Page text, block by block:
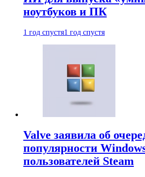
ноутбуков и ПК
1 год спустя1 год спустя
Valve заявила об
популярности
пользователей Steam